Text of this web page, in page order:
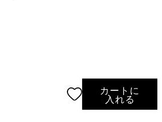
カートに
入れる